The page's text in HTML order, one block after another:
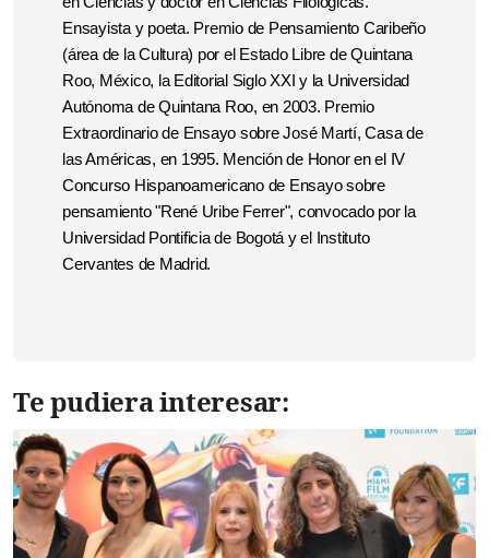
Ensayista y poeta. Premio de Pensamiento Caribeño
(área de la Cultura) por el Estado Libre de Quintana
Roo, México, la Editorial Siglo XXI y la Universidad
Autónoma de Quintana Roo, en 2003. Premio
Extraordinario de Ensayo sobre José Martí, Casa de
las Américas, en 1995. Mención de Honor en el IV
Concurso Hispanoamericano de Ensayo sobre
pensamiento "René Uribe Ferrer", convocado por la
Universidad Pontificia de Bogotá y el Instituto
Cervantes de Madrid.
Te pudiera interesar: